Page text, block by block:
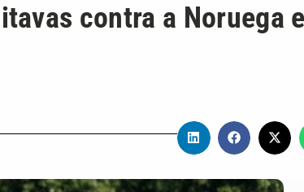
contra a Noruega e